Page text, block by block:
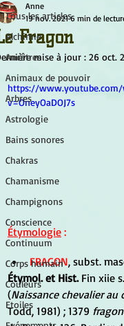
Tous les articles
Alchimie
Ancêtres
Animaux de pouvoir
Arbres
Astrologie
Bains sonores
Chakras
Chamanisme
Champignons
Conscience
Continuum
Corps humain
Couleurs
Etoiles
Fragon
Anne
19 nov. 2021 6 min de
mise à jour : 26 oct.
https://www.youtube.com/
v=OneyOaDOJ7s
Étymologie :
FRAGON, subst.
Étymol. et Hist. Fin xiie s.
(Naissance chevalier au
Todd, 1981) ; 1379 fragon